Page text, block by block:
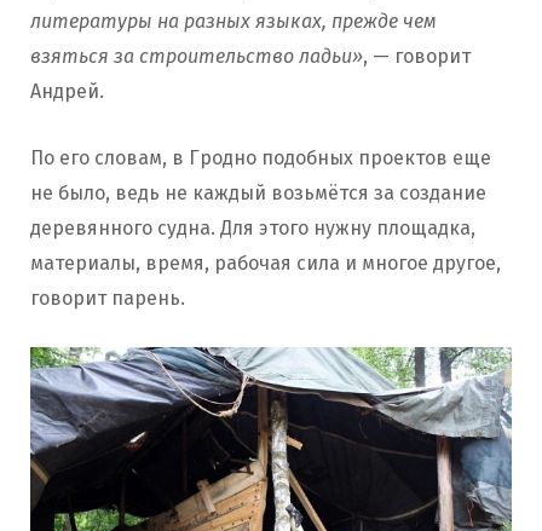
литературы на разных языках, прежде чем
взяться за строительство ладьи», — говорит
Андрей.
По его словам, в Гродно подобных проектов еще
не было, ведь не каждый возьмётся за создание
деревянного судна. Для этого нужну площадка,
материалы, время, рабочая сила и многое другое,
говорит парень.